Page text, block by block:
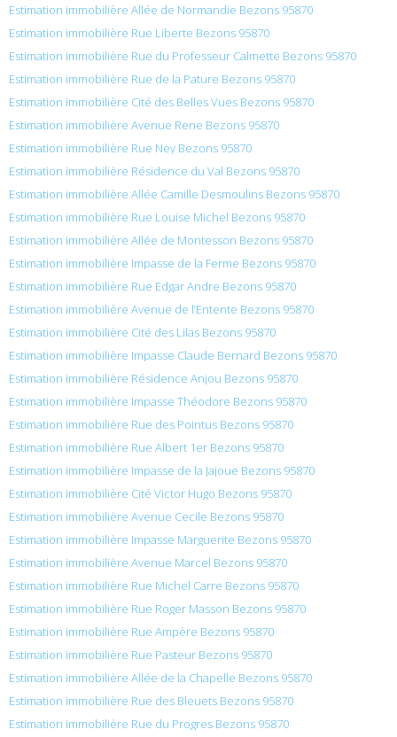
Estimation immobilière Allée de Normandie Bezons 95870
Estimation immobilière Rue Liberte Bezons 95870
Estimation immobilière Rue du Professeur Calmette Bezons 95870
Estimation immobilière Rue de la Pature Bezons 95870
Estimation immobilière Cité des Belles Vues Bezons 95870
Estimation immobilière Avenue Rene Bezons 95870
Estimation immobilière Rue Ney Bezons 95870
Estimation immobilière Résidence du Val Bezons 95870
Estimation immobilière Allée Camille Desmoulins Bezons 95870
Estimation immobilière Rue Louise Michel Bezons 95870
Estimation immobilière Allée de Montesson Bezons 95870
Estimation immobilière Impasse de la Ferme Bezons 95870
Estimation immobilière Rue Edgar Andre Bezons 95870
Estimation immobilière Avenue de l’Entente Bezons 95870
Estimation immobilière Cité des Lilas Bezons 95870
Estimation immobilière Impasse Claude Bernard Bezons 95870
Estimation immobilière Résidence Anjou Bezons 95870
Estimation immobilière Impasse Théodore Bezons 95870
Estimation immobilière Rue des Pointus Bezons 95870
Estimation immobilière Rue Albert 1er Bezons 95870
Estimation immobilière Impasse de la Jajoue Bezons 95870
Estimation immobilière Cité Victor Hugo Bezons 95870
Estimation immobilière Avenue Cecile Bezons 95870
Estimation immobilière Impasse Marguerite Bezons 95870
Estimation immobilière Avenue Marcel Bezons 95870
Estimation immobilière Rue Michel Carre Bezons 95870
Estimation immobilière Rue Roger Masson Bezons 95870
Estimation immobilière Rue Ampère Bezons 95870
Estimation immobilière Rue Pasteur Bezons 95870
Estimation immobilière Allée de la Chapelle Bezons 95870
Estimation immobilière Rue des Bleuets Bezons 95870
Estimation immobilière Rue du Progres Bezons 95870